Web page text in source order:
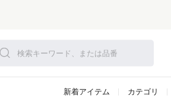
新着アイテム カテゴリ